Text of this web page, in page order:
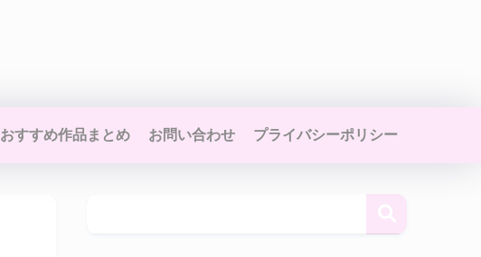
おすすめ作品まとめ お問い合わせ プライバシーポリシー